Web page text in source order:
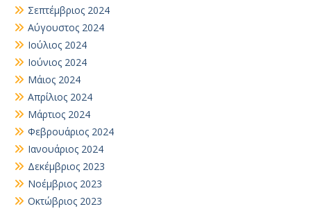
Σεπτέμβριος 2024
Αύγουστος 2024
Ιούλιος 2024
Ιούνιος 2024
Μάιος 2024
Απρίλιος 2024
Μάρτιος 2024
Φεβρουάριος 2024
Ιανουάριος 2024
Δεκέμβριος 2023
Νοέμβριος 2023
Οκτώβριος 2023